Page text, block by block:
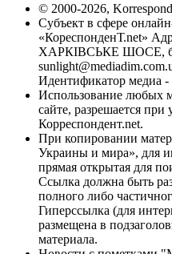
© 2000-2026,
Субъект в сфере
«КореспонденТ.net»
ХАРКІВСЬКЕ ШОСЕ,
Идентификатор медиа -
Использование любых
сайте, разрешается
Корреспондент.net.
При копировании
Украины и мира», для
прямая открытая для
Ссылка должна быть
полного либо
Гиперссылка (для
размещена в
материала.